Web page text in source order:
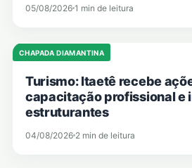
05/08/2026 1 min de leitura
CHAPADA DIAMANTINA
Turismo: Itaetê recebe
capacitação profissional e
estruturantes
04/08/2026 2 min de leitura